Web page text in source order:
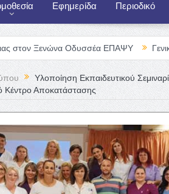
Εφημερίδα Περιοδικό
Οδυσσέα ΕΠΑΨΥ Γενική Κλινική
Υλοποίηση Εκπαιδευτικού
Κέντρο Αποκατάστασης